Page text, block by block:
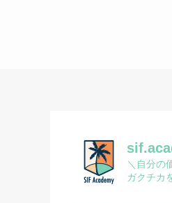
＼自分の
ガクチカ